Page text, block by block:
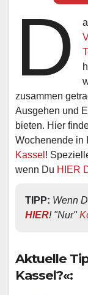
D
zusammen
Ausgehen und
bieten. Hier
Wochenende in
Kassel !
wenn Du HIER
TIPP: Wenn
HIER! "Nur"
Aktuelle
Kassel?«: